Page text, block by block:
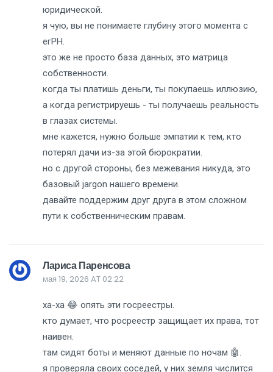
юридической.
я чую, вы не понимаете глубину этого момента с
егРН.
это же не просто база данных, это матрица
собственности.
когда ты платишь деньги, ты покупаешь иллюзию,
а когда регистрируешь - ты получаешь реальность
в глазах системы.
мне кажется, нужно больше эмпатии к тем, кто
потерял дачи из-за этой бюрократии.
но с другой стороны, без межевания никуда, это
базовый jargon нашего времени.
давайте поддержим друг друга в этом сложном
пути к собственническим правам.
Лариса Паренсова
мая 19, 2026 AT 02:22
ха-ха 😂 опять эти госреестры.
кто думает, что росреестр защищает их права, тот
наивен.
там сидят боты и меняют данные по ночам 🤖.
я проверяла своих соседей, у них земля числится